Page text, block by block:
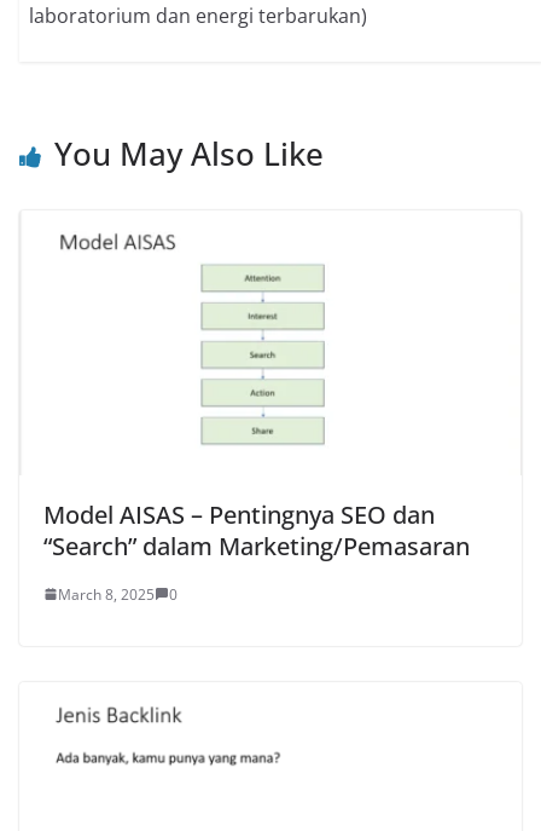
laboratorium dan energi terbarukan)
You May Also Like
Model AISAS – Pentingnya SEO dan
“Search” dalam Marketing/Pemasaran
March 8, 2025 0